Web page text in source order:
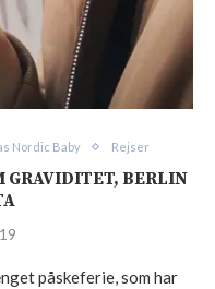
Nordic Baby Rejser
GRAVIDITET, BERLIN
påskeferie, som har